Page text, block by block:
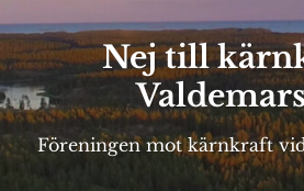
Nej till
Föreningen mot kärnkraft